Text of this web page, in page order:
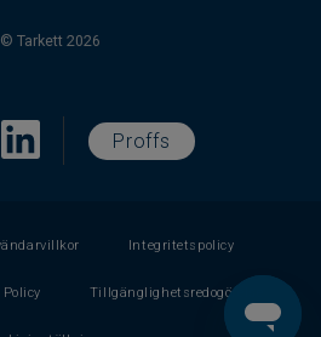
© Tarkett 2026
Proffs
Integritetspolicy
Policy Tillgänglighetsredogörelse